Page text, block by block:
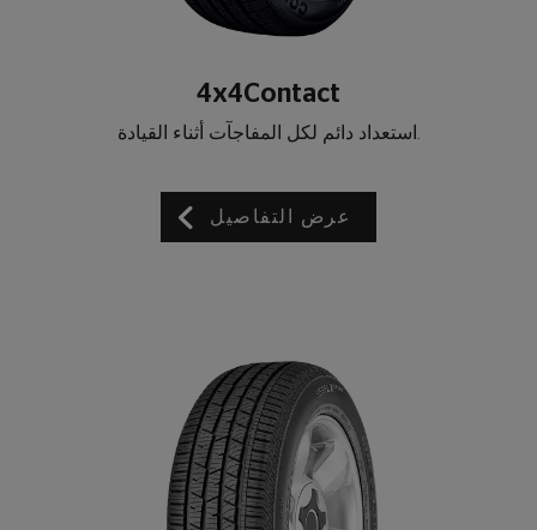
4x4Contact
.استعداد دائم لكل المفاجآت أثناء القيادة
عرض التفاصيل